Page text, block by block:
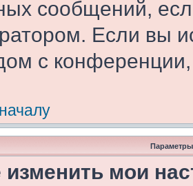
сообщений,
Если вы
с
Параметры
изменить мои